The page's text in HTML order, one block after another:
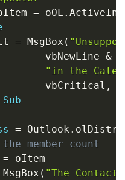
= oOL .
= MsgBox (
vbNewLine
&
"in the
vbCritical
,
Sub
= Outlook .
member count
= oItem
MsgBox ( "The Contact